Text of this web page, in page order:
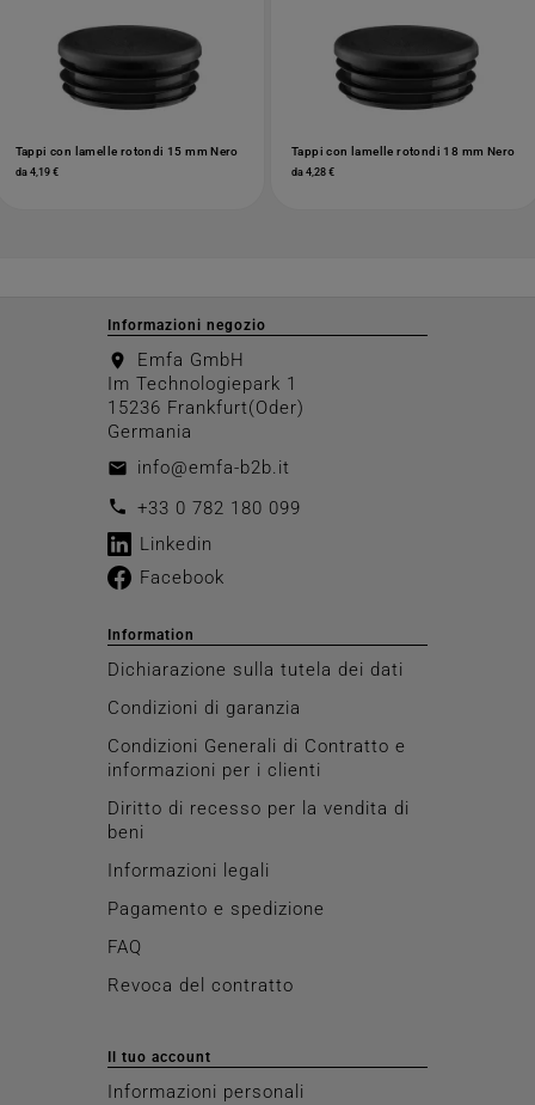
Tappi con lamelle rotondi 15 mm Nero
da 4,19 €
Tappi con lamelle rotondi 18 mm Nero
da 4,28 €
Informazioni negozio
location_on
Emfa GmbH
Im Technologiepark 1
15236 Frankfurt(Oder)
Germania
email info@emfa-b2b.it
call +33 0 782 180 099
Linkedin
Facebook
Information
Dichiarazione sulla tutela dei dati
Condizioni di garanzia
Condizioni Generali di Contratto e
informazioni per i clienti
Diritto di recesso per la vendita di
beni
Informazioni legali
Pagamento e spedizione
FAQ
Revoca del contratto
Il tuo account
Informazioni personali